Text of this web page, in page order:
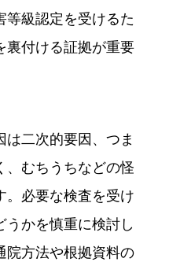
等級認定を受けるた
裏付ける証拠が重要
は二次的要因、つま
、むちうちなどの怪
。必要な検査を受け
うかを慎重に検討し
院方法や根拠資料の